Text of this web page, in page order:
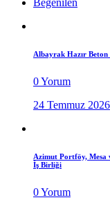
Beğenilen
Albayrak Hazır Beton
0 Yorum
24 Temmuz 2026
Azimut Portföy, Mesa
İş Birliği
0 Yorum